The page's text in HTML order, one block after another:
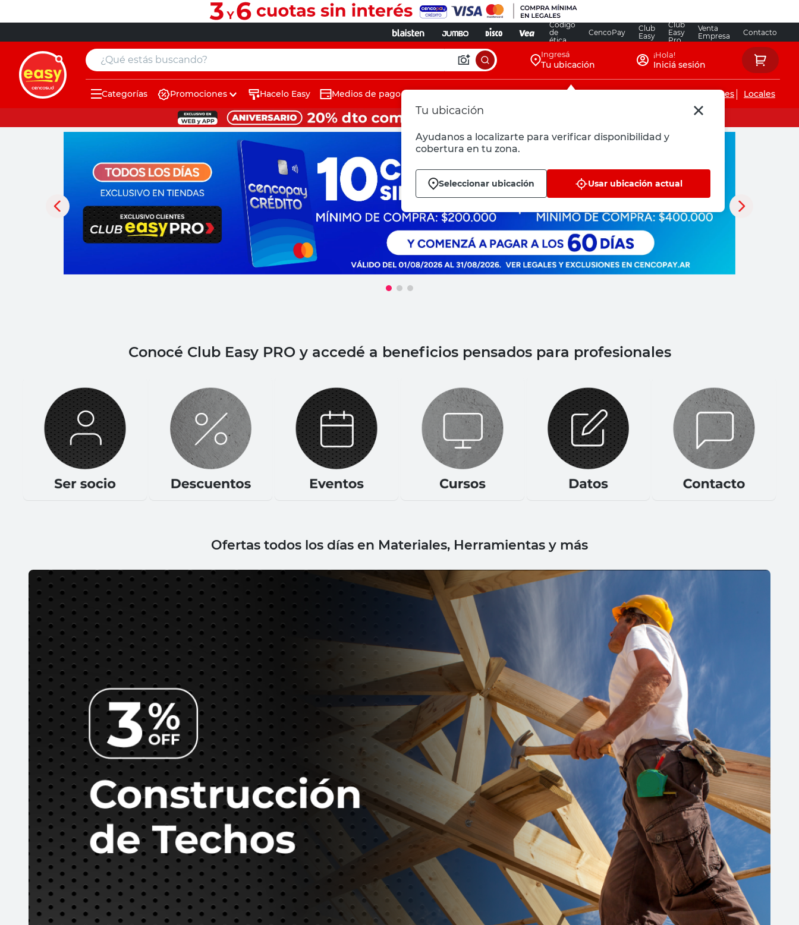
Código
de
ética
CencoPay
Club
Easy
Club
Easy
Pro
Venta
Empresa
Contacto
¿Qué estás buscando? Ingresá
Tu ubicación
Tu ubicación
Ayudanos a localizarte para verificar disponibilidad y
cobertura en tu zona.
Seleccionar ubicación Usar ubicación actual
¡Hola!
Iniciá sesión
Categorías Promociones Hacelo Easy Medios de pago Servicios de instalaciones Locales
Conocé Club Easy PRO y accedé a beneficios pensados para profesionales
Ofertas todos los días en Materiales, Herramientas y más
muebles
pintura
puertas
placard
sillon
sillas